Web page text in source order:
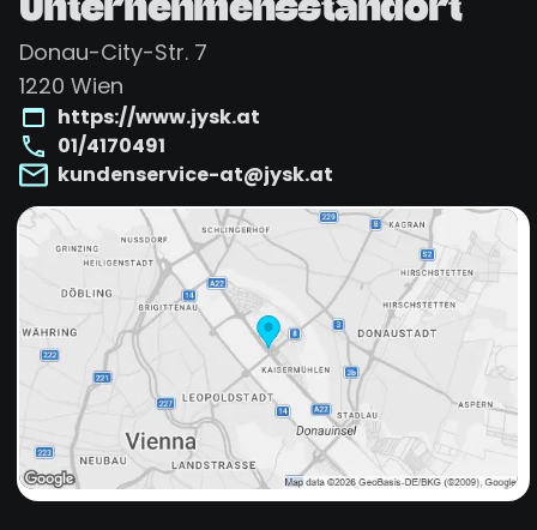
Unternehmensstandort
Donau-City-Str. 7
1220 Wien
https://www.jysk.at
01/4170491
kundenservice-at@jysk.at